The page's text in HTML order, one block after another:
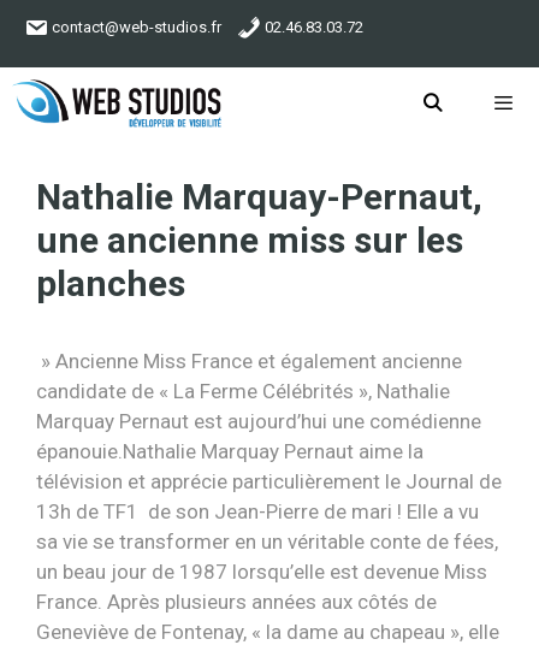
contenu
contact@web-studios.fr 02.46.83.03.72
Nathalie Marquay-Pernaut,
une ancienne miss sur les
planches
» Ancienne Miss France et également ancienne
candidate de « La Ferme Célébrités », Nathalie
Marquay Pernaut est aujourd’hui une comédienne
épanouie.Nathalie Marquay Pernaut aime la
télévision et apprécie particulièrement le Journal de
13h de TF1 de son Jean-Pierre de mari ! Elle a vu
sa vie se transformer en un véritable conte de fées,
un beau jour de 1987 lorsqu’elle est devenue Miss
France. Après plusieurs années aux côtés de
Geneviève de Fontenay, « la dame au chapeau », elle